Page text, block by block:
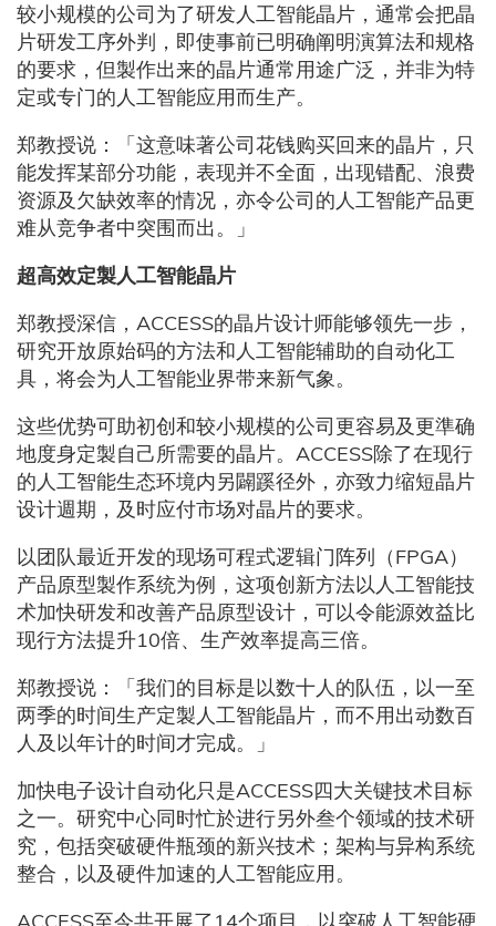
较小规模的公司为了研发人工智能晶片，通常会把晶
片研发工序外判，即使事前已明确阐明演算法和规格
的要求，但製作出来的晶片通常用途广泛，并非为特
定或专门的人工智能应用而生产。
郑教授说：「这意味著公司花钱购买回来的晶片，只
能发挥某部分功能，表现并不全面，出现错配、浪费
资源及欠缺效率的情况，亦令公司的人工智能产品更
难从竞争者中突围而出。」
超高效定製人工智能晶片
郑教授深信，ACCESS的晶片设计师能够领先一步，
研究开放原始码的方法和人工智能辅助的自动化工
具，将会为人工智能业界带来新气象。
这些优势可助初创和较小规模的公司更容易及更準确
地度身定製自己所需要的晶片。ACCESS除了在现行
的人工智能生态环境内另闢蹊径外，亦致力缩短晶片
设计週期，及时应付市场对晶片的要求。
以团队最近开发的现场可程式逻辑门阵列（FPGA）
产品原型製作系统为例，这项创新方法以人工智能技
术加快研发和改善产品原型设计，可以令能源效益比
现行方法提升10倍、生产效率提高三倍。
郑教授说：「我们的目标是以数十人的队伍，以一至
两季的时间生产定製人工智能晶片，而不用出动数百
人及以年计的时间才完成。」
加快电子设计自动化只是ACCESS四大关键技术目标
之一。研究中心同时忙於进行另外叁个领域的技术研
究，包括突破硬件瓶颈的新兴技术；架构与异构系统
整合，以及硬件加速的人工智能应用。